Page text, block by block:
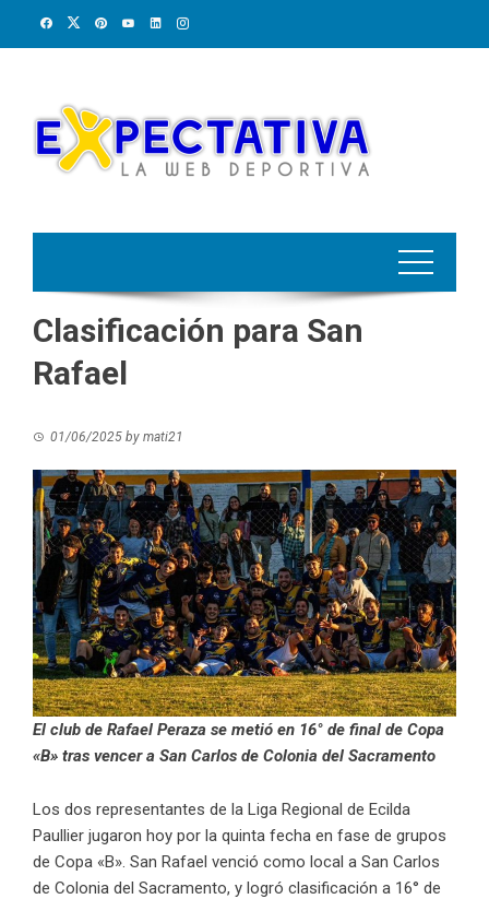
Clasificación para San
Rafael
01/06/2025 by mati21
El club de Rafael Peraza se metió en 16° de final de Copa
«B» tras vencer a San Carlos de Colonia del Sacramento
Los dos representantes de la Liga Regional de Ecilda
Paullier jugaron hoy por la quinta fecha en fase de grupos
de Copa «B». San Rafael venció como local a San Carlos
de Colonia del Sacramento, y logró clasificación a 16° de